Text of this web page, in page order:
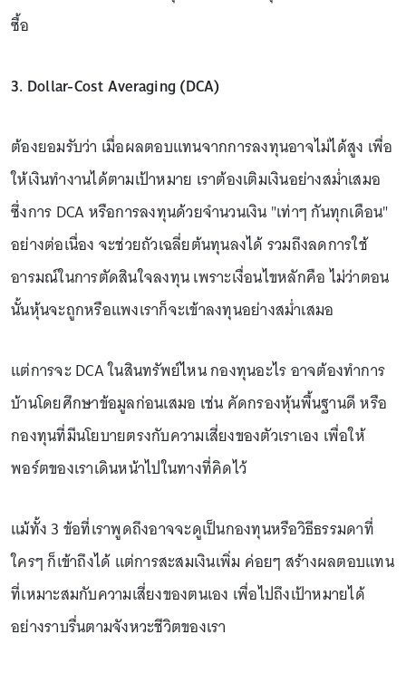
ซื้อ
3. Dollar-Cost Averaging (DCA)
ต้องยอมรับว่า เมื่อผลตอบแทนจากการลงทุนอาจไม่ได้สูง เพื่อ
ให้เงินทำงานได้ตามเป้าหมาย เราต้องเติมเงินอย่างสม่ำเสมอ
ซึ่งการ DCA หรือการลงทุนด้วยจำนวนเงิน "เท่าๆ กันทุกเดือน"
อย่างต่อเนื่อง จะช่วยถัวเฉลี่ยต้นทุนลงได้ รวมถึงลดการใช้
อารมณ์ในการตัดสินใจลงทุน เพราะเงื่อนไขหลักคือ ไม่ว่าตอน
นั้นหุ้นจะถูกหรือแพงเราก็จะเข้าลงทุนอย่างสม่ำเสมอ
แต่การจะ DCA ในสินทรัพย์ไหน กองทุนอะไร อาจต้องทำการ
บ้านโดยศึกษาข้อมูลก่อนเสมอ เช่น คัดกรองหุ้นพื้นฐานดี หรือ
กองทุนที่มีนโยบายตรงกับความเสี่ยงของตัวเราเอง เพื่อให้
พอร์ตของเราเดินหน้าไปในทางที่คิดไว้
แม้ทั้ง 3 ข้อที่เราพูดถึงอาจจะดูเป็นกองทุนหรือวิธีธรรมดาที่
ใครๆ ก็เข้าถึงได้ แต่การสะสมเงินเพิ่ม ค่อยๆ สร้างผลตอบแทน
ที่เหมาะสมกับความเสี่ยงของตนเอง เพื่อไปถึงเป้าหมายได้
อย่างราบรื่นตามจังหวะชีวิตของเรา